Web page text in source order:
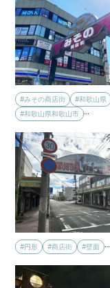
#みその商店街
#和歌山県
#和歌山県和歌山市 …
#円形 #商店街 #壁面 …